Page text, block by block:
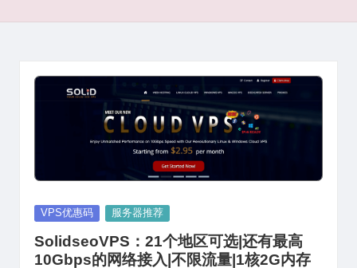
Posted
VPS优惠码 服务器推荐
SolidseoVPS：21个地区可选|还有最高
10Gbps的网络接入|不限流量|1核2G内存